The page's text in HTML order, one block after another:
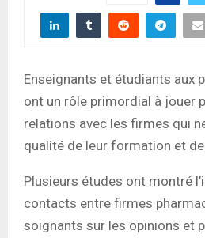
Enseignants et étudiants aux
ont un rôle primordial à jouer
relations avec les firmes qui
qualité de leur formation et de
Plusieurs études ont montré
contacts entre firmes
soignants sur les opinions et